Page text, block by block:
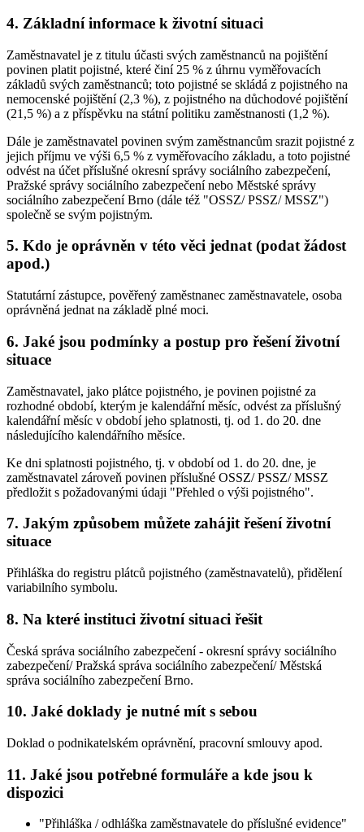
4. Základní informace k životní situaci
Zaměstnavatel je z titulu účasti svých zaměstnanců na pojištění
povinen platit pojistné, které činí 25 % z úhrnu vyměřovacích
základů svých zaměstnanců; toto pojistné se skládá z pojistného na
nemocenské pojištění (2,3 %), z pojistného na důchodové pojištění
(21,5 %) a z příspěvku na státní politiku zaměstnanosti (1,2 %).
Dále je zaměstnavatel povinen svým zaměstnancům srazit pojistné z
jejich příjmu ve výši 6,5 % z vyměřovacího základu, a toto pojistné
odvést na účet příslušné okresní správy sociálního zabezpečení,
Pražské správy sociálního zabezpečení nebo Městské správy
sociálního zabezpečení Brno (dále též "OSSZ/ PSSZ/ MSSZ")
společně se svým pojistným.
5. Kdo je oprávněn v této věci jednat (podat žádost
apod.)
Statutární zástupce, pověřený zaměstnanec zaměstnavatele, osoba
oprávněná jednat na základě plné moci.
6. Jaké jsou podmínky a postup pro řešení životní
situace
Zaměstnavatel, jako plátce pojistného, je povinen pojistné za
rozhodné období, kterým je kalendářní měsíc, odvést za příslušný
kalendářní měsíc v období jeho splatnosti, tj. od 1. do 20. dne
následujícího kalendářního měsíce.
Ke dni splatnosti pojistného, tj. v období od 1. do 20. dne, je
zaměstnavatel zároveň povinen příslušné OSSZ/ PSSZ/ MSSZ
předložit s požadovanými údaji "Přehled o výši pojistného".
7. Jakým způsobem můžete zahájit řešení životní
situace
Přihláška do registru plátců pojistného (zaměstnavatelů), přidělení
variabilního symbolu.
8. Na které instituci životní situaci řešit
Česká správa sociálního zabezpečení - okresní správy sociálního
zabezpečení/ Pražská správa sociálního zabezpečení/ Městská
správa sociálního zabezpečení Brno.
10. Jaké doklady je nutné mít s sebou
Doklad o podnikatelském oprávnění, pracovní smlouvy apod.
11. Jaké jsou potřebné formuláře a kde jsou k
dispozici
"Přihláška / odhláška zaměstnavatele do příslušné evidence"